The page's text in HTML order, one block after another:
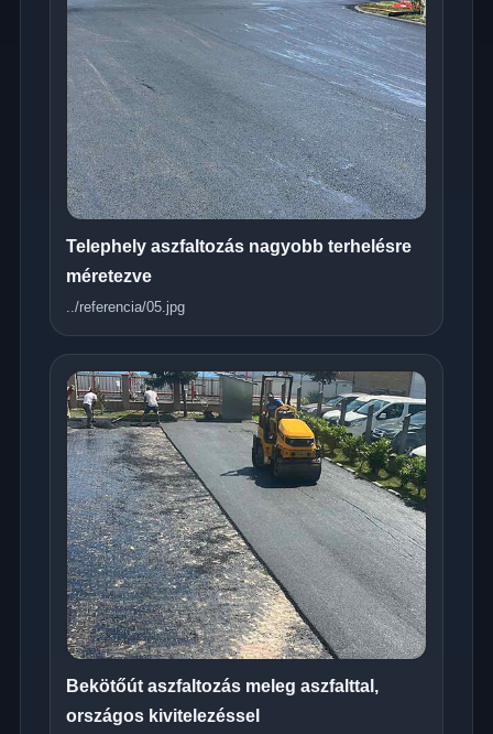
Telephely aszfaltozás nagyobb terhelésre
méretezve
../referencia/05.jpg
Bekötőút aszfaltozás meleg aszfalttal,
országos kivitelezéssel